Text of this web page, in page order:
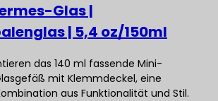
Glas |
| 5,4 oz/150ml
das 140 ml fassende Mini-
mit Klemmdeckel, eine
aus Funktionalität und Stil.